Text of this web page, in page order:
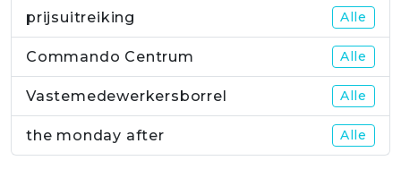
prijsuitreiking Alle
Commando Centrum Alle
Vastemedewerkersborrel Alle
the monday after Alle